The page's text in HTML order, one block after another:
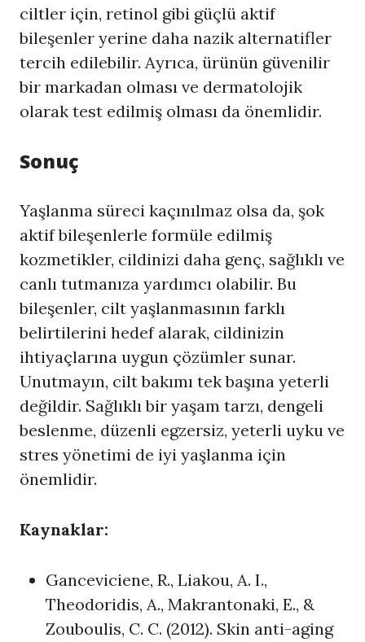
ciltler için, retinol gibi güçlü aktif
bileşenler yerine daha nazik alternatifler
tercih edilebilir. Ayrıca, ürünün güvenilir
bir markadan olması ve dermatolojik
olarak test edilmiş olması da önemlidir.
Sonuç
Yaşlanma süreci kaçınılmaz olsa da, şok
aktif bileşenlerle formüle edilmiş
kozmetikler, cildinizi daha genç, sağlıklı ve
canlı tutmanıza yardımcı olabilir. Bu
bileşenler, cilt yaşlanmasının farklı
belirtilerini hedef alarak, cildinizin
ihtiyaçlarına uygun çözümler sunar.
Unutmayın, cilt bakımı tek başına yeterli
değildir. Sağlıklı bir yaşam tarzı, dengeli
beslenme, düzenli egzersiz, yeterli uyku ve
stres yönetimi de iyi yaşlanma için
önemlidir.
Kaynaklar:
Ganceviciene, R., Liakou, A. I.,
Theodoridis, A., Makrantonaki, E., &
Zouboulis, C. C. (2012). Skin anti-aging